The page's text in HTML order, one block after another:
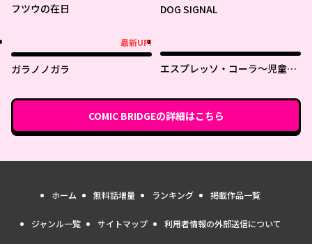
フツウの在日 DOG SIGNAL
最新UP!
ガラノノガラ
エスプレッソ・コーラ～児童発
COMIC BRIDGEの詳細はこちら
ホーム 無料話増量 ランキング 掲載作品一覧
ジャンル一覧 サイトマップ 利用者情報の外部送信について